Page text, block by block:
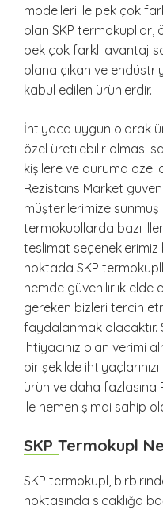
modelleri ile pek çok
olan SKP termokupllar,
pek çok farklı avantaj
plana çıkan ve
kabul edilen ürünlerdir.
İhtiyaca uygun olarak
özel üretilebilir olması
kişilere ve duruma özel
Rezistans Market
müşterilerimize sunmuş
termokupllarda bazı
teslimat seçeneklerimiz
noktada SKP
hemde güvenilirlik elde
gereken bizleri tercih
faydalanmak olacaktır.
ihtiyacınız olan verimi
bir şekilde
ürün ve daha fazlasına
ile hemen şimdi sahip
SKP Termokupl
SKP termokupl,
noktasında sıcaklığa